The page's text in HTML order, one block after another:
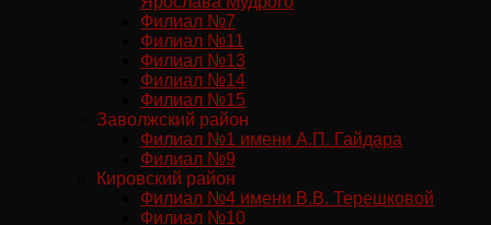
Филиал №7
Филиал №11
Филиал №13
Филиал №14
Филиал №15
Заволжский район
Филиал №1 имени А.П. Гайдара
Филиал №9
Кировский район
Филиал №4 имени В.В. Терешковой
Филиал №10